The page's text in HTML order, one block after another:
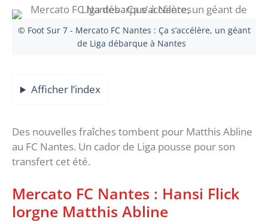
© Foot Sur 7 - Mercato FC Nantes : Ça s’accélère, un géant
de Liga débarque à Nantes
Afficher l’index
Des nouvelles fraîches tombent pour Matthis Abline
au FC Nantes. Un cador de Liga pousse pour son
transfert cet été.
Mercato FC Nantes : Hansi Flick
lorgne Matthis Abline